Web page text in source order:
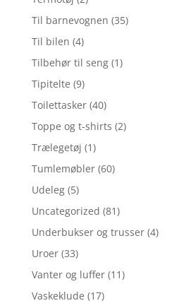
Til barnevognen (35)
Til bilen (4)
Tilbehør til seng (1)
Tipitelte (9)
Toilettasker (40)
Toppe og t-shirts (2)
Trælegetøj (1)
Tumlemøbler (60)
Udeleg (5)
Uncategorized (81)
Underbukser og trusser (4)
Uroer (33)
Vanter og luffer (11)
Vaskeklude (17)